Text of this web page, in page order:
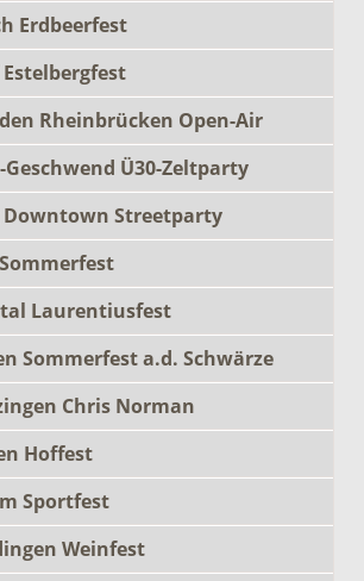
Erdbeerfest
Rheinbrücken Open-Air
Ü30-Zeltparty
Downtown Streetparty
Laurentiusfest
Sommerfest a.d. Schwärze
Chris Norman
Hoffest
Sportfest
Weinfest